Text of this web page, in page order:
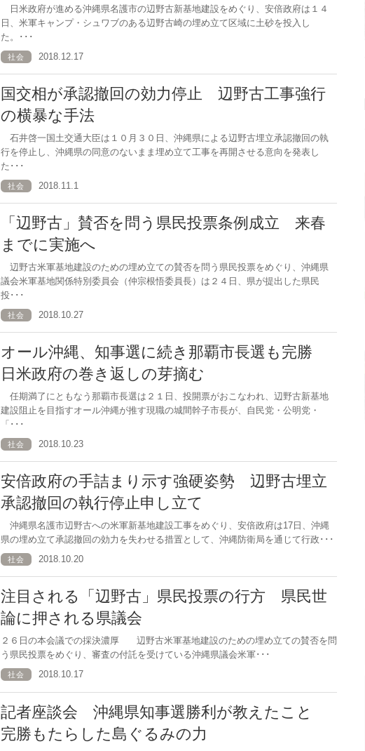
日米政府が進める沖縄県名護市の辺野古新基地建設をめぐり、安倍政府は１４
日、米軍キャンプ・シュワブのある辺野古崎の埋め立て区域に土砂を投入し
た。･･･
社会 2018.12.17
国交相が承認撤回の効力停止 辺野古工事強行
の横暴な手法
石井啓一国土交通大臣は１０月３０日、沖縄県による辺野古埋立承認撤回の執
行を停止し、沖縄県の同意のないまま埋め立て工事を再開させる意向を発表し
た･･･
社会 2018.11.1
「辺野古」賛否を問う県民投票条例成立 来春
までに実施へ
辺野古米軍基地建設のための埋め立ての賛否を問う県民投票をめぐり、沖縄県
議会米軍基地関係特別委員会（仲宗根悟委員長）は２４日、県が提出した県民
投･･･
社会 2018.10.27
オール沖縄、知事選に続き那覇市長選も完勝
日米政府の巻き返しの芽摘む
任期満了にともなう那覇市長選は２１日、投開票がおこなわれ、辺野古新基地
建設阻止を目指すオール沖縄が推す現職の城間幹子市長が、自民党・公明党・
「･･･
社会 2018.10.23
安倍政府の手詰まり示す強硬姿勢 辺野古埋立
承認撤回の執行停止申し立て
沖縄県名護市辺野古への米軍新基地建設工事をめぐり、安倍政府は17日、沖縄
県の埋め立て承認撤回の効力を失わせる措置として、沖縄防衛局を通じて行政･･･
社会 2018.10.20
注目される「辺野古」県民投票の行方 県民世
論に押される県議会
２６日の本会議での採決濃厚 辺野古米軍基地建設のための埋め立ての賛否を問
う県民投票をめぐり、審査の付託を受けている沖縄県議会米軍･･･
社会 2018.10.17
記者座談会 沖縄県知事選勝利が教えたこと
完勝もたらした島ぐるみの力